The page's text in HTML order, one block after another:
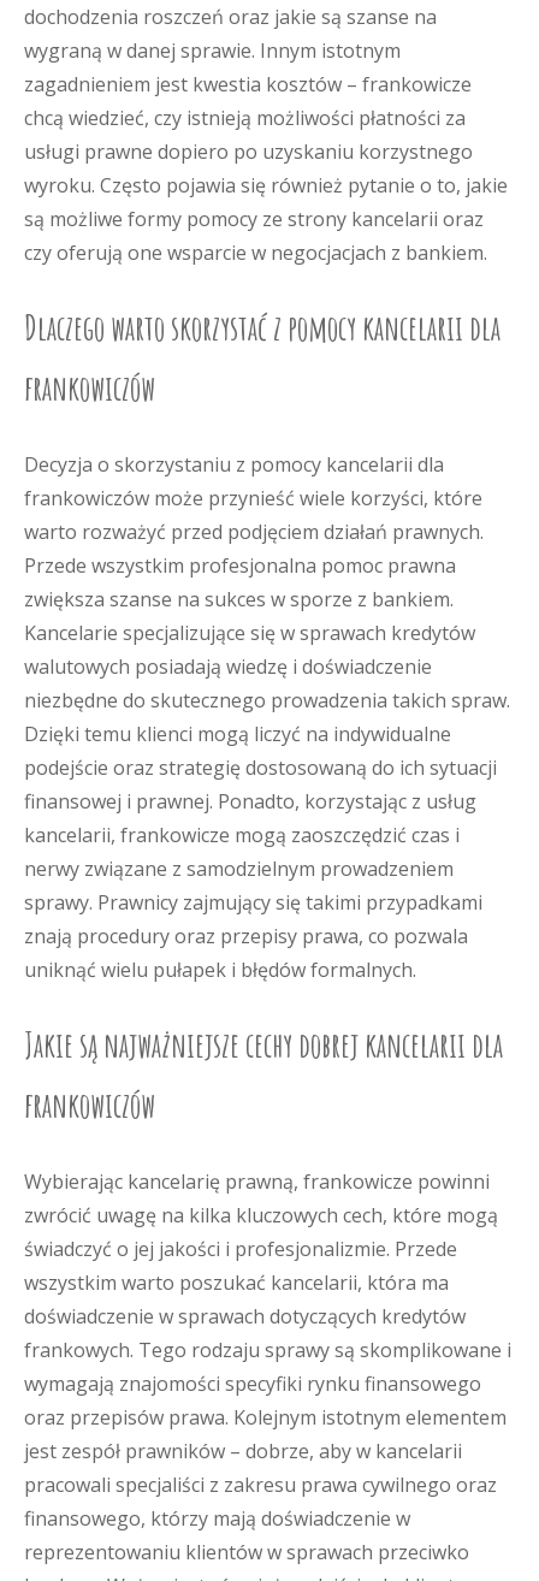
dochodzenia roszczeń oraz jakie są szanse na
wygraną w danej sprawie. Innym istotnym
zagadnieniem jest kwestia kosztów – frankowicze
chcą wiedzieć, czy istnieją możliwości płatności za
usługi prawne dopiero po uzyskaniu korzystnego
wyroku. Często pojawia się również pytanie o to, jakie
są możliwe formy pomocy ze strony kancelarii oraz
czy oferują one wsparcie w negocjacjach z bankiem.
Dlaczego warto skorzystać z pomocy kancelarii dla
frankowiczów
Decyzja o skorzystaniu z pomocy kancelarii dla
frankowiczów może przynieść wiele korzyści, które
warto rozważyć przed podjęciem działań prawnych.
Przede wszystkim profesjonalna pomoc prawna
zwiększa szanse na sukces w sporze z bankiem.
Kancelarie specjalizujące się w sprawach kredytów
walutowych posiadają wiedzę i doświadczenie
niezbędne do skutecznego prowadzenia takich spraw.
Dzięki temu klienci mogą liczyć na indywidualne
podejście oraz strategię dostosowaną do ich sytuacji
finansowej i prawnej. Ponadto, korzystając z usług
kancelarii, frankowicze mogą zaoszczędzić czas i
nerwy związane z samodzielnym prowadzeniem
sprawy. Prawnicy zajmujący się takimi przypadkami
znają procedury oraz przepisy prawa, co pozwala
uniknąć wielu pułapek i błędów formalnych.
Jakie są najważniejsze cechy dobrej kancelarii dla
frankowiczów
Wybierając kancelarię prawną, frankowicze powinni
zwrócić uwagę na kilka kluczowych cech, które mogą
świadczyć o jej jakości i profesjonalizmie. Przede
wszystkim warto poszukać kancelarii, która ma
doświadczenie w sprawach dotyczących kredytów
frankowych. Tego rodzaju sprawy są skomplikowane i
wymagają znajomości specyfiki rynku finansowego
oraz przepisów prawa. Kolejnym istotnym elementem
jest zespół prawników – dobrze, aby w kancelarii
pracowali specjaliści z zakresu prawa cywilnego oraz
finansowego, którzy mają doświadczenie w
reprezentowaniu klientów w sprawach przeciwko